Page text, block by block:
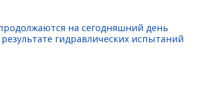
на сегодняшний день
гидравлических испытаний